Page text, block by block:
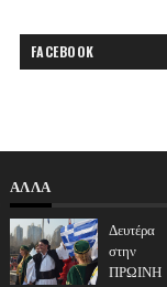
FACEBOOK
ΑΛΛΑ
Δευτέρα
στην
ΠΡΩΙΝΗ